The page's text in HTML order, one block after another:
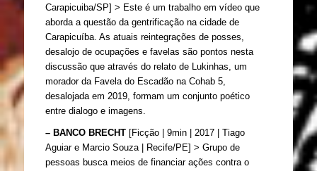
Carapicuiba/SP] > Este é um trabalho em vídeo que
aborda a questão da gentrificação na cidade de
Carapicuíba. As atuais reintegrações de posses,
desalojo de ocupações e favelas são pontos nesta
discussão que através do relato de Lukinhas, um
morador da Favela do Escadão na Cohab 5,
desalojada em 2019, formam um conjunto poético
entre dialogo e imagens.
– BANCO BRECHT [Ficção | 9min | 2017 | Tiago
Aguiar e Marcio Souza | Recife/PE] > Grupo de
pessoas busca meios de financiar ações contra o